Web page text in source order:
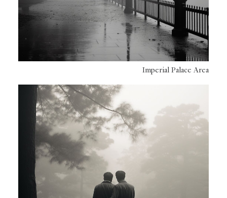
Imperial Palace Area